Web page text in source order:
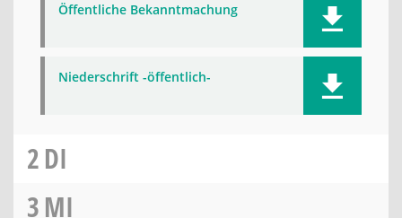
Öffentliche Bekanntmachung
Niederschrift -öffentlich-
2DI
3MI